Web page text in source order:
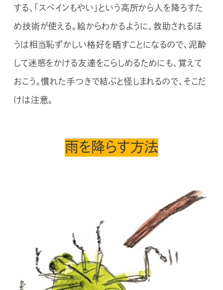
する、「スペインもやい」という高所から人を降ろすた
め技術が使える。絵からわかるように、救助されるほ
うは相当恥ずかしい格好を晒すことになるので、泥酔
して迷惑をかける友達をこらしめるためにも、覚えて
おこう。慣れた手つきで結ぶと怪しまれるので、そこだ
けは注意。
雨を降らす方法